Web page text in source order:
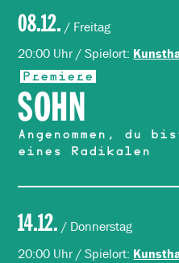
08.12. / Freitag
20:00 Uhr / Spielort:
Premiere
SOHN
Angenommen, du
eines Radikalen
14.12. / Donnerstag
20:00 Uhr / Spielort: